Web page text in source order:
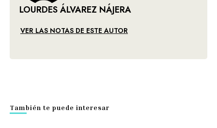
LOURDES ÁLVAREZ NÁJERA
VER LAS NOTAS DE ESTE AUTOR
También te puede interesar